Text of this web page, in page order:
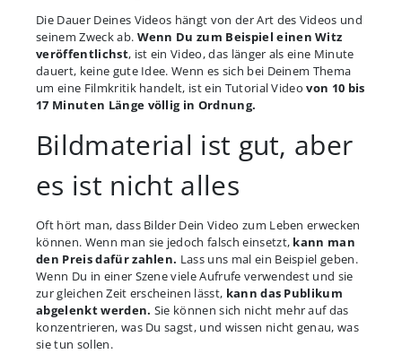
Die Dauer Deines Videos hängt von der Art des Videos und
seinem Zweck ab. Wenn Du zum Beispiel einen Witz
veröffentlichst, ist ein Video, das länger als eine Minute
dauert, keine gute Idee. Wenn es sich bei Deinem Thema
um eine Filmkritik handelt, ist ein Tutorial Videovon 10 bis
17 Minuten Länge völlig in Ordnung.
Bildmaterial ist gut, aber
es ist nicht alles
Oft hört man, dass Bilder Dein Video zum Leben erwecken
können. Wenn man sie jedoch falsch einsetzt, kann man
den Preis dafür zahlen. Lass uns mal ein Beispiel geben.
Wenn Du in einer Szene viele Aufrufe verwendest und sie
zur gleichen Zeit erscheinen lässt, kann das Publikum
abgelenkt werden. Sie können sich nicht mehr auf das
konzentrieren, was Du sagst, und wissen nicht genau, was
sie tun sollen.